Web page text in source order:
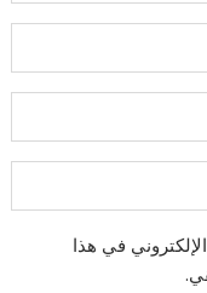
في هذا